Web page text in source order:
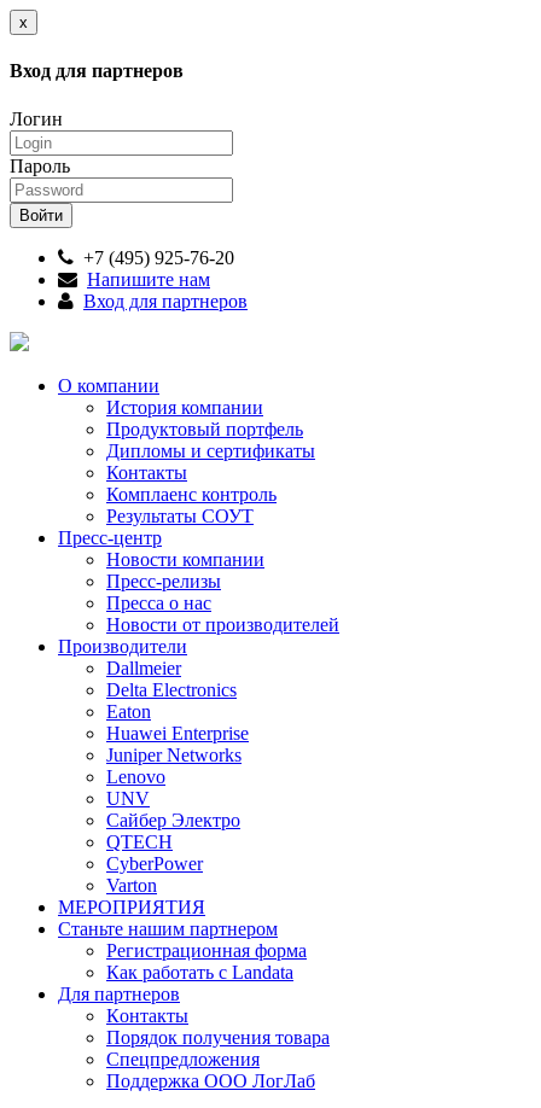
x
Вход для партнеров
Логин
Пароль
+7 (495) 925-76-20
Напишите нам
Вход для партнеров
О компании
История компании
Продуктовый портфель
Дипломы и сертификаты
Контакты
Комплаенс контроль
Результаты СОУТ
Пресс-центр
Новости компании
Пресс-релизы
Пресса о нас
Новости от производителей
Производители
Dallmeier
Delta Electronics
Eaton
Huawei Enterprise
Juniper Networks
Lenovo
UNV
Сайбер Электро
QTECH
CyberPower
Varton
МЕРОПРИЯТИЯ
Станьте нашим партнером
Регистрационная форма
Как работать с Landata
Для партнеров
Кoнтaкты
Порядок получения товара
Спецпредложения
Поддержка ООО ЛогЛаб